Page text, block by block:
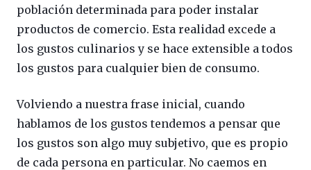
población determinada para poder instalar
productos de comercio. Esta realidad excede a
los gustos culinarios y se hace extensible a todos
los gustos para cualquier bien de consumo.
Volviendo a nuestra frase inicial, cuando
hablamos de los gustos tendemos a pensar que
los gustos son algo muy subjetivo, que es propio
de cada persona en particular. No caemos en